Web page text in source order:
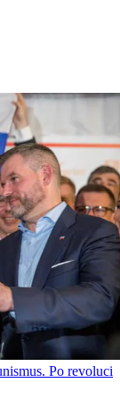
Po revoluci